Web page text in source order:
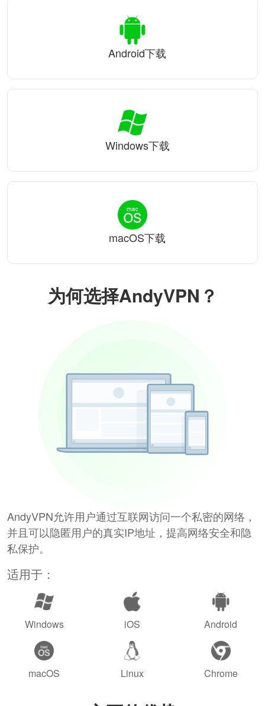
为何选择AndyVPN？
AndyVPN允许用户通过互联网访问一个私密的网络，
并且可以隐匿用户的真实IP地址，提高网络安全和隐
私保护。
适用于：
Windows iOS Android
macOS Linux Chrome
Android下载
Windows下载
macOS下载